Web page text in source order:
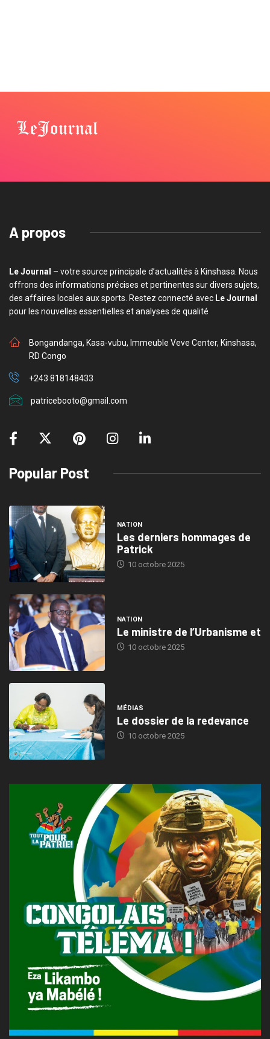
A propos
Le Journal – votre source principale d’actualités à Kinshasa. Nous
offrons des informations précises et pertinentes sur divers sujets,
des affaires locales aux sports. Restez connecté avec Le Journal
pour les nouvelles essentielles et analyses de qualité
Bongandanga, Kasa-vubu, Immeuble Veve Center, Kinshasa,
RD Congo
+243 818148433
patricebooto@gmail.com
Popular Post
NATION
Les derniers hommages de
Patrick
10 octobre 2025
NATION
Le ministre de l’Urbanisme et
10 octobre 2025
MÉDIAS
Le dossier de la redevance
10 octobre 2025